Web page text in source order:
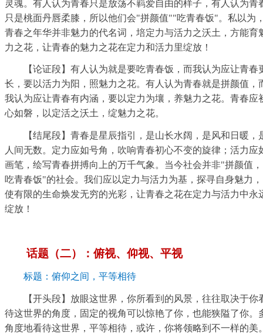
灵魂。有人认为青春只是放荡不羁爱自由的样子，有人认为青
只是桃面丹唇柔膝，所以他们会"拼颜值""吃青春饭"。私以为
青春之年华并非魅力的代名词，培定力与活力之沃土，方能育
力之花，让青春的魅力之花在定力和活力里绽放！
【论证段】有人认为就是要吃青春饭，而我认为应让青春
长，要以活力为阳，照魅力之花。有人认为青春就是拼颜值，
我认为应让青春有内涵，要以定力为壤，养魅力之花。青春应
心如磐，以定活之沃土，绽魅力之花。
【结尾段】青春是星辰指引，是山长水阔，是风和日暖，
人间无数。定力应如号角，吹响青春初心不变的旋律；活力应
画笔，绘写青春拼搏向上的万千气象。当今社会并非"拼颜值，
吃青春饭"的社会。我们应以定力与活力为基，探寻自身魅力，
使有限的生命焕发无穷的光彩，让青春之花在定力与活力中永
绽放！
话题（二）：俯视、仰视、平视
标题：俯仰之间，平等相待
【开头段】放眼这世界，你所看到的风景，往往取决于你
待这世界的角度，固定的视角可以惊艳了你，也能狭隘了你。
角度地看待这世界，平等相待，或许，你将领略到不一样的美